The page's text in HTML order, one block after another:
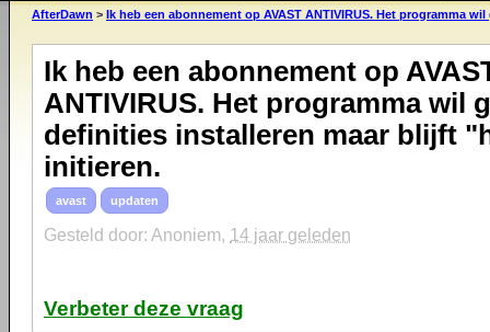
AfterDawn > Ik heb een abonnement op AVAST ANTIVIRUS. Het programma wil
Ik heb een abonnement op
ANTIVIRUS. Het programma wil
definities installeren maar blijft
initieren.
avast updaten
Gesteld door: Anoniem, 14 jaar geleden
Verbeter deze vraag